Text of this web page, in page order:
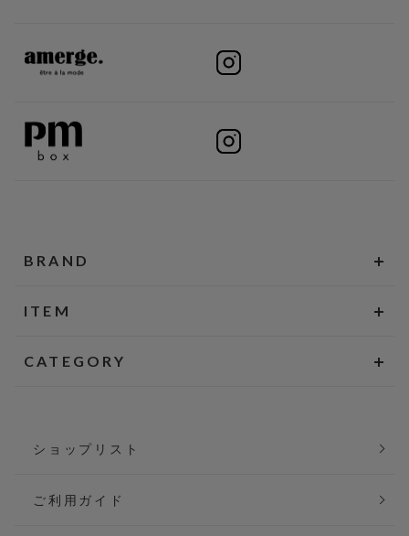
BRAND
ITEM
CATEGORY
ショップリスト
ご利用ガイド